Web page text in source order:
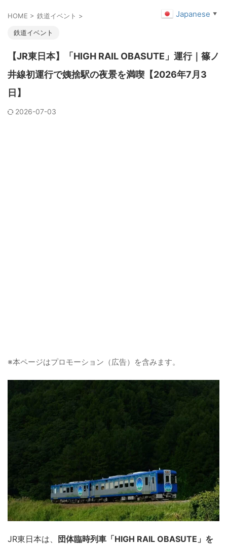
HOME > 鉄道イベント >
鉄道イベント
【JR東日本】「HIGH RAIL OBASUTE」運行｜篠ノ
井線初運行で姨捨駅の夜景を満喫【2026年7月3
日】
2026-07-03
※本ページはプロモーション（広告）を含みます。
JR東日本は、
団体臨時列車「HIGH RAIL OBASUTE」を
Japanese ▼